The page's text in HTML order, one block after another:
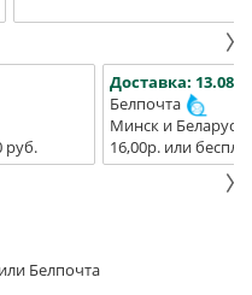
руб.
Доставка:
Белпочта
Минск и Беларусь
16,00р. или
Белпочта